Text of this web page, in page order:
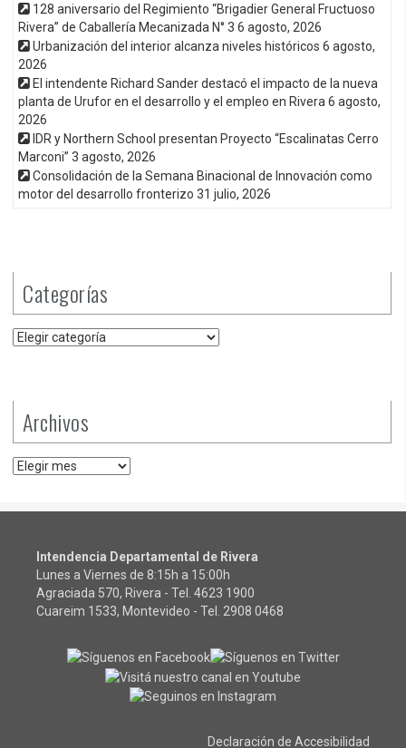
128 aniversario del Regimiento “Brigadier General Fructuoso
Rivera” de Caballería Mecanizada N° 3 6 agosto, 2026
Urbanización del interior alcanza niveles históricos 6 agosto,
2026
El intendente Richard Sander destacó el impacto de la nueva
planta de Urufor en el desarrollo y el empleo en Rivera 6 agosto,
2026
IDR y Northern School presentan Proyecto “Escalinatas Cerro
Marconi” 3 agosto, 2026
Consolidación de la Semana Binacional de Innovación como
motor del desarrollo fronterizo 31 julio, 2026
Categorías
Categorías
Archivos
Archivos
Intendencia Departamental de Rivera
Lunes a Viernes de 8:15h a 15:00h
Agraciada 570, Rivera - Tel. 4623 1900
Cuareim 1533, Montevideo - Tel. 2908 0468
Declaración de Accesibilidad